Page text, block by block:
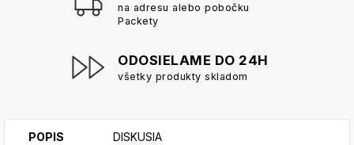
na adresu alebo pobočku
Packety
ODOSIELAME DO 24H
všetky produkty skladom
POPIS DISKUSIA